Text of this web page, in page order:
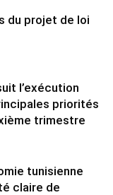
du projet de loi
l’exécution
priorités
trimestre
tunisienne
claire de